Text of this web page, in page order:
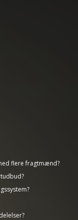
flere fragtmænd?